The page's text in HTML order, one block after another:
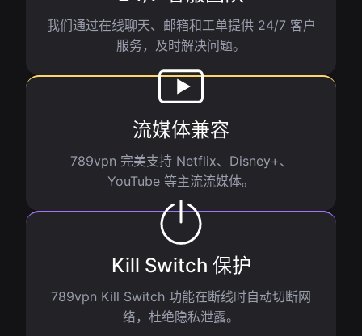
我们通过在线聊天、邮箱和工单提供 24/7 客户
服务，及时解决问题。
流媒体兼容
789vpn 完美支持 Netflix、Disney+、
YouTube 等主流流媒体。
Kill Switch 保护
789vpn Kill Switch 功能在断线时自动切断网
络，杜绝隐私泄露。